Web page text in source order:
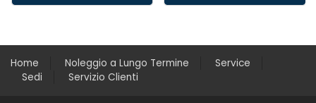
Home Noleggio a Lungo Termine
Service
Sedi
Servizio Clienti